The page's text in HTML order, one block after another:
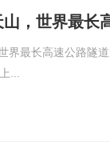
，世界最长
界最长高速公路隧
...